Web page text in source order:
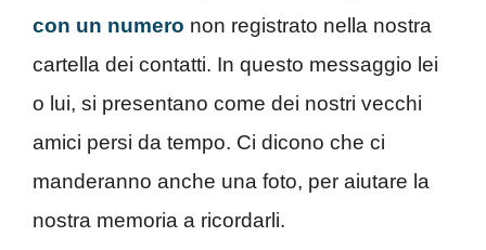
con un numero non registrato nella nostra
cartella dei contatti. In questo messaggio lei
o lui, si presentano come dei nostri vecchi
amici persi da tempo. Ci dicono che ci
manderanno anche una foto, per aiutare la
nostra memoria a ricordarli.